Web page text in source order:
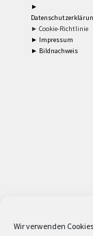
Wir verwenden
►
► Cookie-Richtlinie
► Impressum
► Bildnachweis